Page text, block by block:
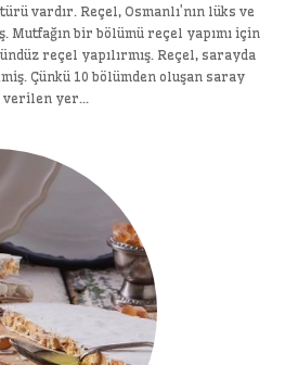
vardır. Reçel, Osmanlı’nın lüks ve
Mutfağın bir bölümü reçel yapımı için
reçel yapılırmış. Reçel, sarayda
Çünkü 10 bölümden oluşan saray
verilen yer…